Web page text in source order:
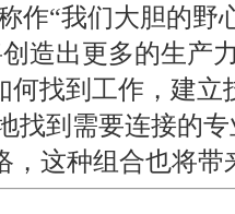
作“我们大胆的野
造出更多的生产
何找到工作，建
找到需要连接的
，这种组合也将带